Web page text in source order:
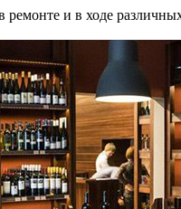
и в ходе